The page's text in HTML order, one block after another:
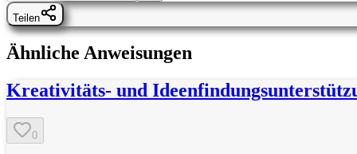
Teilen
Ähnliche Anweisungen
Kreativitäts- und
0